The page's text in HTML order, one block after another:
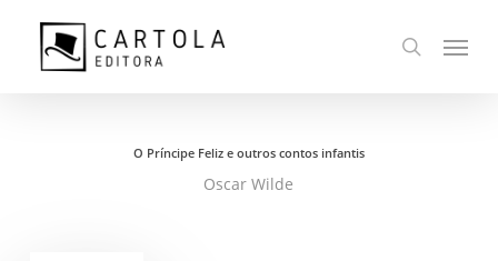
busca
Menu
O Príncipe Feliz e outros contos infantis
Oscar Wilde